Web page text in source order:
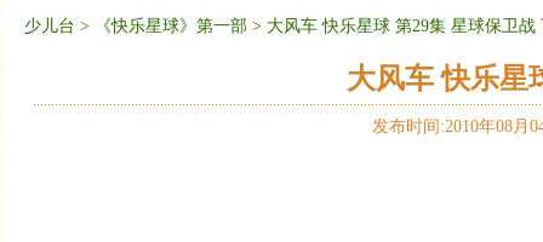
少儿台 > 《快乐星球》第一部 > 大风车 快乐星球 第29集 星球保卫战
大风车 快乐星
发布时间:2010年08月